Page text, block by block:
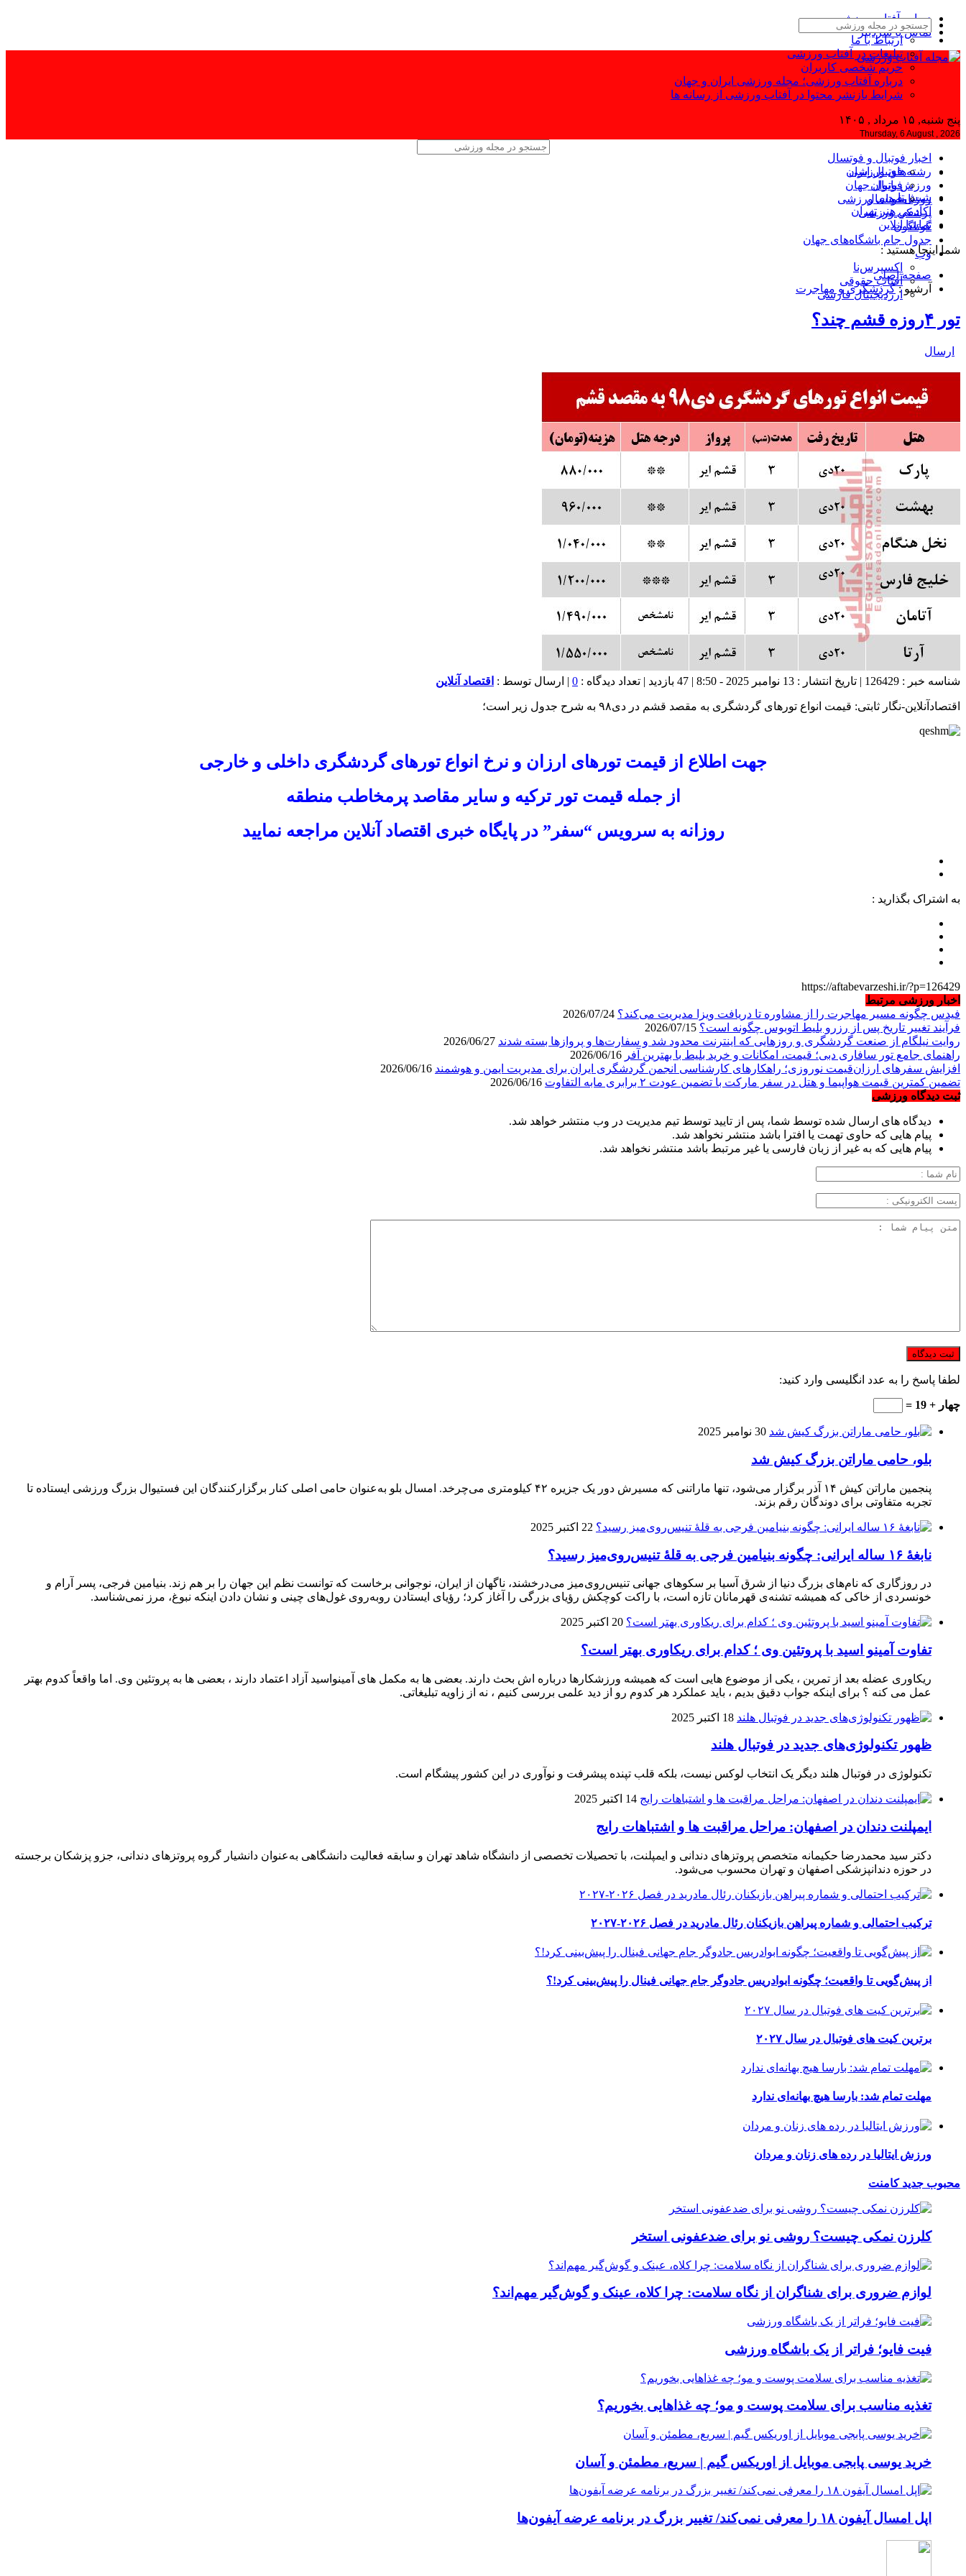
درباره آفتاب ورزشی
تماس با سردبیر
ارتباط با ما
تبلیغات در آفتاب ورزشی
حریم شخصی کاربران
درباره آفتاب ورزشی؛ مجله ورزشی ایران و جهان
شرایط بازنشر محتوا در آفتاب ورزشی از رسانه ها
پنج شنبه, ۱۵ مرداد , ۱۴۰۵
Thursday, 6 August , 2026
اخبار فوتبال و فوتسال
فوتبال ایران
فوتبال جهان
فوتسال
رشته‌های ورزشی
ورزش بانوان
روزنامه‌های ورزشی
پزشکی ورزشی
گوناگون
جدول جام باشگاه‌های جهان
وب
اکسپرس‌نا
آفتاب حقوقی
ارزدیجیتال فارسی
شیش‌تا
آکادمی هنر تهران
تماشا آنلاین
شما اینجا هستید :
صفحه اصلی
آرشیو :گردشگری و مهاجرت
تور ۴روزه قشم چند؟
ارسال
شناسه خبر : 126429 | تاریخ انتشار : 13 نوامبر 2025 - 8:50 | 47 بازدید | تعداد دیدگاه : 0 | ارسال توسط : اقتصاد آنلاین
اقتصادآنلاین-نگار ثابتی: قیمت انواع تورهای گردشگری به مقصد قشم در دی۹۸ به شرح جدول زیر است؛
جهت اطلاع از قیمت تورهای ارزان و نرخ انواع تورهای گردشگری داخلی و خارجی
از جملهقیمت تور ترکیه و سایر مقاصد پرمخاطب منطقه
روزانه به سرویس “سفر ” در پایگاه خبری اقتصاد آنلاین مراجعه نمایید
به اشتراک بگذارید :
https://aftabevarzeshi.ir/?p=126429
اخبار ورزشی مرتبط
فیدس چگونه مسیر مهاجرت را از مشاوره تا دریافت ویزا مدیریت می‌کند؟
فرآیند تغییر تاریخ پس از رزرو بلیط اتوبوس چگونه است؟
روایت نیلگام از صنعت گردشگری و روزهایی که اینترنت محدود شد و سفارت‌ها و پروازها بسته شدند
راهنمای جامع تور سافاری دبی؛ قیمت، امکانات و خرید بلیط با بهترین آفر
افزایش سفرهای ارزان‌قیمت نوروزی؛ راهکارهای کارشناسی انجمن گردشگری ایران برای مدیریت ایمن و هوشمند
تضمین کمترین قیمت هواپیما و هتل در سفر مارکت با تضمین عودت ۲ برابری مابه التفاوت
ثبت دیدگاه ورزشی
دیدگاه های ارسال شده توسط شما، پس از تایید توسط تیم مدیریت در وب منتشر خواهد شد.
پیام هایی که حاوی تهمت یا افترا باشد منتشر نخواهد شد.
پیام هایی که به غیر از زبان فارسی یا غیر مرتبط باشد منتشر نخواهد شد.
لطفا پاسخ را به عدد انگلیسی وارد کنید:
چهار + 19 =
30 نوامبر 2025
بلو، حامی ماراتن بزرگ کیش شد
پنجمین ماراتن کیش ۱۴ آذر برگزار می‌شود، تنها ماراتنی که مسیرش دور یک جزیره ۴۲ کیلومتری می‌چرخد. امسال بلو به‌عنوان حامی اصلی کنار برگزارکنندگان این فستیوال بزرگ ورزشی ایستاده تا
تجربه متفاوتی برای دوندگان رقم بزند.
22 اکتبر 2025
نابغهٔ ۱۶ ساله ایرانی: چگونه بنیامین فرجی به قلهٔ تنیس‌روی‌میز رسید؟
در روزگاری که نام‌های بزرگ دنیا از شرق آسیا بر سکوهای جهانی تنیس‌روی‌میز می‌درخشند، ناگهان از ایران، نوجوانی برخاست که توانست نظم این جهان را بر هم زند. بنیامین فرجی، پسر آرام و
خونسردی از خاکی که همیشه تشنه‌ی قهرمانان تازه است، با راکت کوچکش رؤیای بزرگی را آغاز کرد؛ رؤیای ایستادن روبه‌روی غول‌های چینی و نشان دادن اینکه نبوغ، مرز نمی‌شناسد.
20 اکتبر 2025
تفاوت آمینو اسید با پروتئین وی ؛ کدام برای ریکاوری بهتر است؟
ریکاوری عضله بعد از تمرین ، یکی از موضوع‌ هایی‌ است که همیشه ورزشکارها درباره‌ اش بحث دارند. بعضی‌ ها به مکمل‌ های آمینواسید آزاد اعتماد دارند ، بعضی‌ ها به پروتئین وی. اما واقعاً کدوم بهتر
عمل می‌ کنه ؟ برای اینکه جواب دقیق بدیم ، باید عملکرد هر کدوم رو از دید علمی بررسی کنیم ، نه از زاویه تبلیغاتی.
18 اکتبر 2025
ظهور تکنولوژی‌های جدید در فوتبال هلند
تکنولوژی در فوتبال هلند دیگر یک انتخاب لوکس نیست، بلکه قلب تپنده پیشرفت و نوآوری در این کشور پیشگام است.
14 اکتبر 2025
ایمپلنت دندان در اصفهان: مراحل مراقبت ها و اشتباهات رایج
دکتر سید محمدرضا حکیمانه متخصص پروتزهای دندانی و ایمپلنت، با تحصیلات تخصصی از دانشگاه شاهد تهران و سابقه فعالیت دانشگاهی به‌عنوان دانشیار گروه پروتزهای دندانی، جزو پزشکان برجسته
در حوزه دندانپزشکی اصفهان و تهران محسوب می‌شود.
ترکیب احتمالی و شماره پیراهن بازیکنان رئال مادرید در فصل ۲۰۲۶-۲۰۲۷
از پیش‌گویی تا واقعیت؛ چگونه ابوادریس جادوگر جام جهانی فینال را پیش‌بینی کرد!؟
برترین کیت های فوتبال در سال ۲۰۲۷
مهلت تمام شد: بارسا هیچ بهانه‌‌ای ندارد
ورزش ایتالیا در رده های زنان و مردان
محبوب جدیدکامنت
کلرزن نمکی چیست؟ روشی نو برای ضدعفونی استخر
لوازم ضروری برای شناگران از نگاه سلامت: چرا کلاه، عینک و گوش‌گیر مهم‌اند؟
فیت ‌فایو؛ فراتر از یک باشگاه ورزشی
تغذیه مناسب برای سلامت پوست و مو؛ چه غذاهایی بخوریم؟
خرید یوسی پابجی موبایل از اوریکس گیم | سریع، مطمئن و آسان
اپل امسال آیفون ۱۸ را معرفی نمی‌کند/ تغییر بزرگ در برنامه عرضه آیفون‌ها